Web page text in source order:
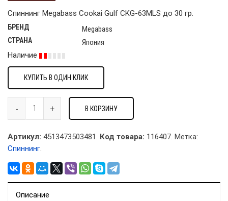
Спиннинг Megabass Cookai Gulf CKG-63MLS до 30 гр.
БРЕНД Megabass
СТРАНА
Япония
Наличие
КУПИТЬ В ОДИН КЛИК
В КОРЗИНУ
Артикул: 4513473503481. Код товара: 116407. Метка:
Спиннинг.
Описание